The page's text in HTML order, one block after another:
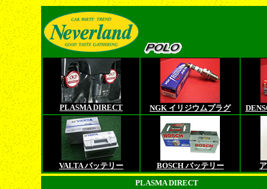
PLASMA DIRECT NGK イリジウムプラグ
VALTA バッテリー BOSCH バッテリー
PLASMA DIRECT